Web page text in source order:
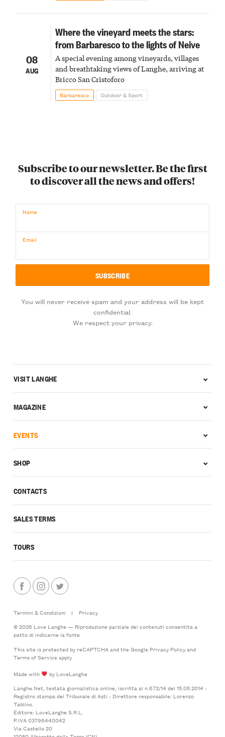
08
AUG
Where the vineyard meets the stars:
from Barbaresco to the lights of Neive
A special evening among vineyards, villages
and breathtaking views of Langhe, arriving at
Bricco San Cristoforo
Barbaresco Outdoor & Sport
Subscribe to our newsletter. Be the first
to discover all the news and offers!
Name
Email
You will never receive spam and your address will be kept
confidential.
We respect your privacy.
CONTACTS
SALES TERMS
TOURS
VISIT LANGHE
MAGAZINE
EVENTS
SHOP
Termini & Condizioni |
Privacy
© 2026 Love Langhe — Riproduzione parziale dei contenuti consentita a
patto di indicarne la fonte
This site is protected by reCAPTCHA and the Google Privacy Policyand
Terms of Serviceapply
Made with
by LoveLanghe
Langhe.Net, testata giornalistica online, iscritta al n.672/14 del 15.05.2014 -
Registro stampa del Tribunale di Asti - Direttore responsabile: Lorenzo
Tablino.
Editore: LoveLanghe S.R.L.
P.IVA 03796440042
Via Castello 20